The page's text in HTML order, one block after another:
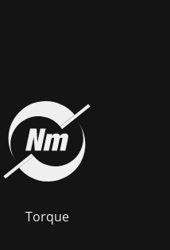
Torque